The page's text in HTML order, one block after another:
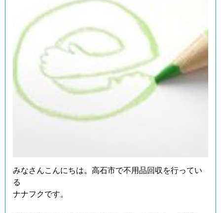
みなさんこんにちは。高石市で不用品回収を行ってい
る
ナナフクです。